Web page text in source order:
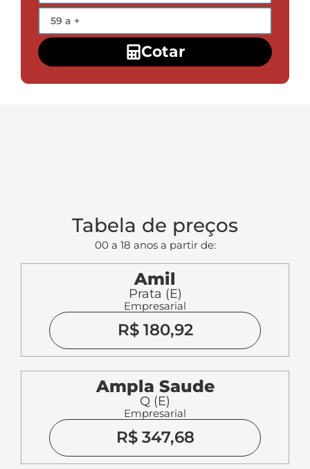
Cotar
Tabela de preços
00 a 18 anos a partir de:
Amil
Prata (E)
Empresarial
R$ 180,92
Ampla Saude
Q (E)
Empresarial
R$ 347,68